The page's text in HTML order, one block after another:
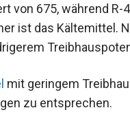
von 675, während
ist das Kältemittel.
mit geringem
zu entsprechen.